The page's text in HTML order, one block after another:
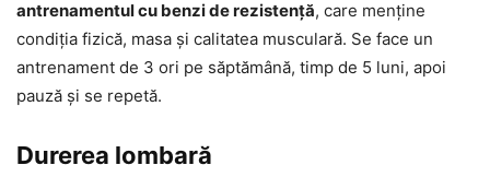
antrenamentul cu benzi de rezistență, care menține
condiția fizică, masa și calitatea musculară. Se face un
antrenament de 3 ori pe săptămână, timp de 5 luni, apoi
pauză și se repetă.
Durerea lombară